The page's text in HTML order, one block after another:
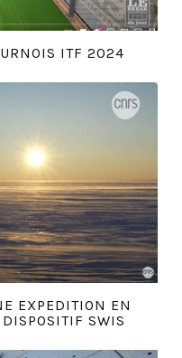
ITF 2024
EXPEDITION EN
SWIS